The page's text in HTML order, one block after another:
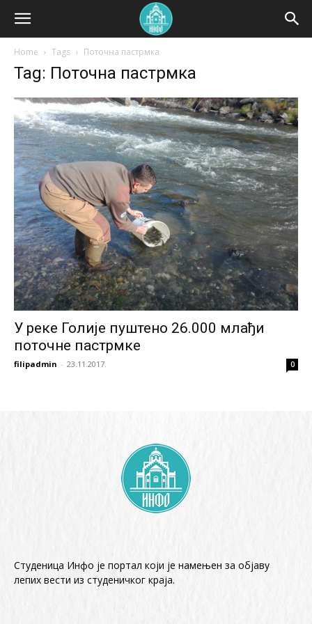
Home Tags Поточна пастрмка
Tag: Поточна пастрмка
У реке Голије пуштено 26.000 млађи
поточне пастрмке
filipadmin - 23.11.2017. 0
Студеница Инфо је портал који је намењен за објaву
лепих вести из студеничког краја.